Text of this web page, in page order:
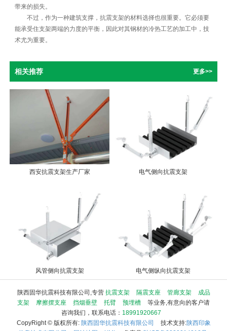
带来的损失。
不过，作为一种建筑支撑，抗震支架的材料选择也很重要。它必须要
能承受住支架两端的力度的平衡，因此对其钢材的冷热工艺的加工中，技
术尤为重要。
相关推荐 更多>>
西安抗震支架生产厂家 电气侧向抗震支架
风管侧向抗震支架 电气侧纵向抗震支架
陕西固华抗震科技有限公司,专营 抗震支架 隔震支座 管廊支架
成品
支架
摩擦摆支座 挡烟垂壁 托臂 预埋槽
等业务,有意向的客户请
咨询我们，联系电话： 18991920667
CopyRight © 版权所有: 陕西固华抗震科技有限公司 技术支持:陕西印象